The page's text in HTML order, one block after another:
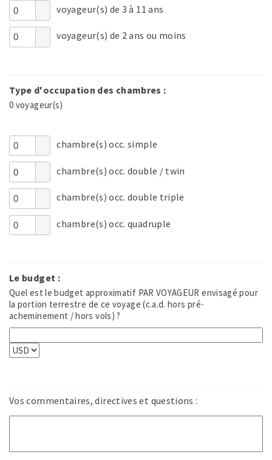
voyageur(s) de 3 à 11 ans
voyageur(s) de 2 ans ou moins
Type d'occupation des chambres :
0 voyageur(s)
chambre(s) occ. simple
chambre(s) occ. double / twin
chambre(s) occ. double triple
chambre(s) occ. quadruple
Le budget :
Quel est le budget approximatif PAR VOYAGEUR envisagé pour
la portion terrestre de ce voyage (c.a.d. hors pré-
acheminement / hors vols) ?
Vos commentaires, directives et questions :